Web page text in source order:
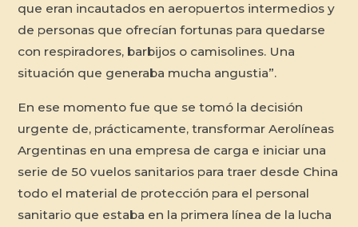
que eran incautados en aeropuertos intermedios y
de personas que ofrecían fortunas para quedarse
con respiradores, barbijos o camisolines. Una
situación que generaba mucha angustia”.
En ese momento fue que se tomó la decisión
urgente de, prácticamente, transformar Aerolíneas
Argentinas en una empresa de carga e iniciar una
serie de 50 vuelos sanitarios para traer desde China
todo el material de protección para el personal
sanitario que estaba en la primera línea de la lucha